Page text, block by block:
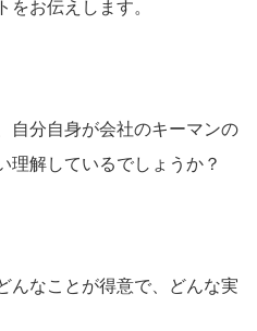
お伝えします。
分自身が会社のキーマンの
理解しているでしょうか？
なことが得意で、どんな実